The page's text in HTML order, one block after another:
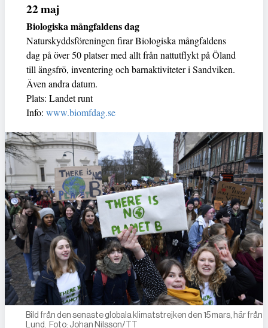
22 maj
Biologiska mångfaldens dag
Naturskyddsföreningen firar Biologiska mångfaldens
dag på över 50 platser med allt från nattutflykt på Öland
till ängsfrö, inventering och barnaktiviteter i Sandviken.
Även andra datum.
Plats: Landet runt
Info: www.biomfdag.se
Bild från den senaste globala klimatstrejken den 15 mars, här från
Lund. Foto: Johan Nilsson/TT